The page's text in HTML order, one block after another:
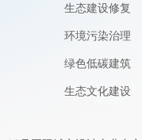
生态建设修复
环境污染治理
绿色低碳建筑
生态文化建设